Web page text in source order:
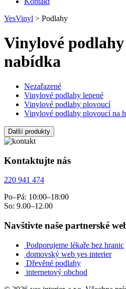
YesVinyl > Podlahy
Vinylové
nabídka
Nezařazené
Vinylové podlahy lepené
Vinylové podlahy plovoucí
Vinylové podlahy plovoucí na
Další produkty
Kontaktujte nás
220 941 474
Po–Pá: 10:00–18:00
So: 9.00–12.00
Navštivte naše partnerské
Podporujeme lékaře bez hranic
domovský web yes interier
Dřevěné podlahy
internetový obchod